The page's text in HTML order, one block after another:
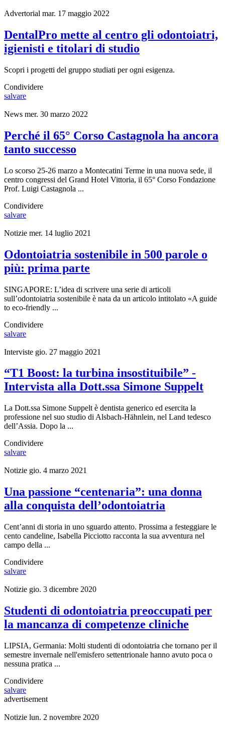
Advertorial mar. 17 maggio 2022
DentalPro mette al centro gli odontoiatri,
igienisti e titolari di studio
Scopri i progetti del gruppo studiati per ogni esigenza.
Condividere
salvare
News mer. 30 marzo 2022
Perché il 65° Corso Castagnola ha ancora
tanto successo
Lo scorso 25-26 marzo a Montecatini Terme in una nuova sede, il
centro congressi del Grand Hotel Vittoria, il 65° Corso Fondazione
Prof. Luigi Castagnola ...
Condividere
salvare
Notizie mer. 14 luglio 2021
Odontoiatria sostenibile in 500 parole o
più: prima parte
SINGAPORE: L’idea di scrivere una serie di articoli
sull’odontoiatria sostenibile è nata da un articolo intitolato «A guide
to eco-friendly ...
Condividere
salvare
Interviste gio. 27 maggio 2021
“T1 Boost: la turbina insostituibile” -
Intervista alla Dott.ssa Simone Suppelt
La Dott.ssa Simone Suppelt è dentista generico ed esercita la
professione nel suo studio di Alsbach-Hähnlein, nel Land tedesco
dell’Assia. Dopo la ...
Condividere
salvare
Notizie gio. 4 marzo 2021
Una passione “centenaria”: una donna
alla conquista dell’odontoiatria
Cent’anni di storia in uno sguardo attento. Prossima a festeggiare le
cento candeline, Isabella Picciotto racconta la sua avventura nel
campo della ...
Condividere
salvare
Notizie gio. 3 dicembre 2020
Studenti di odontoiatria preoccupati per
la mancanza di competenze cliniche
LIPSIA, Germania: Molti studenti di odontoiatria che tornano per il
semestre invernale nell'emisfero settentrionale hanno avuto poca o
nessuna pratica ...
Condividere
salvare
advertisement
Notizie lun. 2 novembre 2020